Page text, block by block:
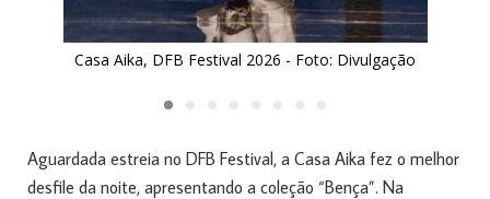
Casa Aika, DFB Festival 2026 - Foto: Divulgação
Aguardada estreia no DFB Festival, a Casa Aika fez o melhor
desfile da noite, apresentando a coleção “Bença”. Na